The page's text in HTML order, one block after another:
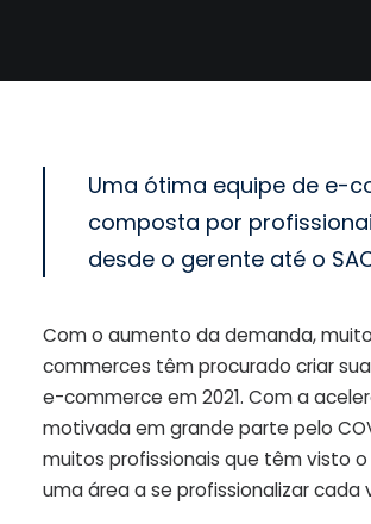
Uma ótima equipe de e-
composta por
desde o gerente até o
Com o aumento da demanda,
commerces têm procurado criar
e-commerce em 2021. Com a
motivada em grande parte pelo
muitos profissionais que têm visto
uma área a se profissionalizar cada